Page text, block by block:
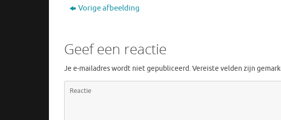
Vorige afbeelding
Geef een reactie
Je e-mailadres wordt niet gepubliceerd.Vereiste velden zijn